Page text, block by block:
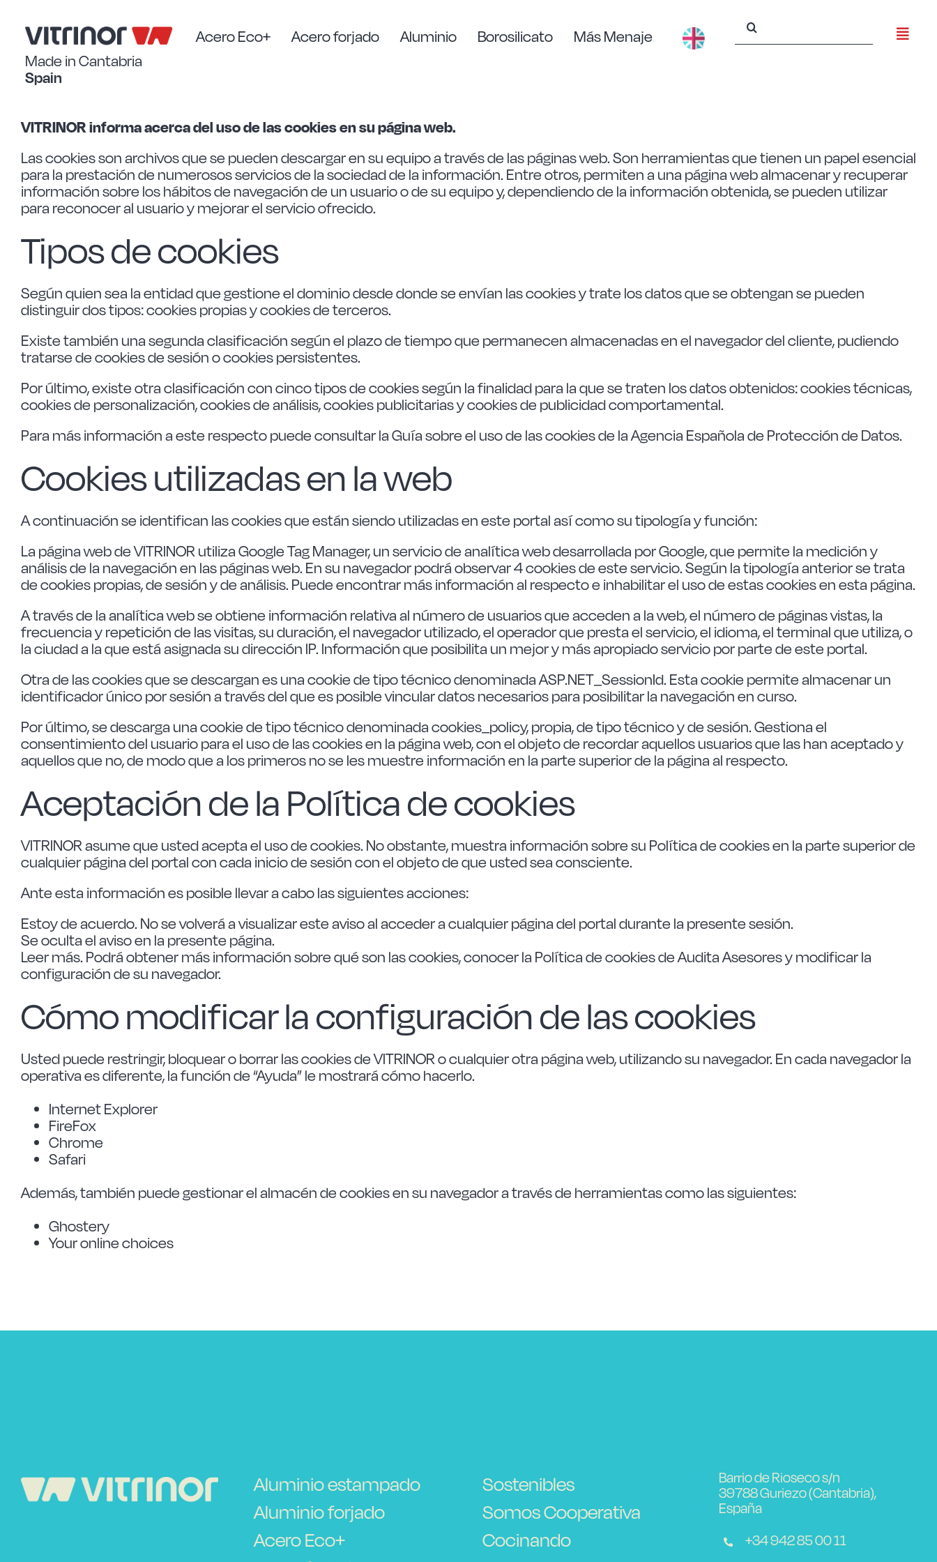
contenido
Made in Cantabria
Spain
Acero Eco+ Acero forjado Aluminio Borosilicato Más Menaje
VITRINOR informa acerca del uso de las cookies en su página web.
Las cookies son archivos que se pueden descargar en su equipo a través de las páginas web. Son herramientas que tienen un papel esencial
para la prestación de numerosos servicios de la sociedad de la información. Entre otros, permiten a una página web almacenar y recuperar
información sobre los hábitos de navegación de un usuario o de su equipo y, dependiendo de la información obtenida, se pueden utilizar
para reconocer al usuario y mejorar el servicio ofrecido.
Tipos de cookies
Según quien sea la entidad que gestione el dominio desde donde se envían las cookies y trate los datos que se obtengan se pueden
distinguir dos tipos: cookies propias y cookies de terceros.
Existe también una segunda clasificación según el plazo de tiempo que permanecen almacenadas en el navegador del cliente, pudiendo
tratarse de cookies de sesión o cookies persistentes.
Por último, existe otra clasificación con cinco tipos de cookies según la finalidad para la que se traten los datos obtenidos: cookies técnicas,
cookies de personalización, cookies de análisis, cookies publicitarias y cookies de publicidad comportamental.
Para más información a este respecto puede consultar la Guía sobre el uso de las cookies de la Agencia Española de Protección de Datos.
Cookies utilizadas en la web
A continuación se identifican las cookies que están siendo utilizadas en este portal así como su tipología y función:
La página web de VITRINOR utiliza Google Tag Manager, un servicio de analítica web desarrollada por Google, que permite la medición y
análisis de la navegación en las páginas web. En su navegador podrá observar 4 cookies de este servicio. Según la tipología anterior se trata
de cookies propias, de sesión y de análisis. Puede encontrar más información al respecto e inhabilitar el uso de estas cookies en esta página.
A través de la analítica web se obtiene información relativa al número de usuarios que acceden a la web, el número de páginas vistas, la
frecuencia y repetición de las visitas, su duración, el navegador utilizado, el operador que presta el servicio, el idioma, el terminal que utiliza, o
la ciudad a la que está asignada su dirección IP. Información que posibilita un mejor y más apropiado servicio por parte de este portal.
Otra de las cookies que se descargan es una cookie de tipo técnico denominada ASP.NET_SessionId. Esta cookie permite almacenar un
identificador único por sesión a través del que es posible vincular datos necesarios para posibilitar la navegación en curso.
Por último, se descarga una cookie de tipo técnico denominada cookies_policy, propia, de tipo técnico y de sesión. Gestiona el
consentimiento del usuario para el uso de las cookies en la página web, con el objeto de recordar aquellos usuarios que las han aceptado y
aquellos que no, de modo que a los primeros no se les muestre información en la parte superior de la página al respecto.
Aceptación de la Política de cookies
VITRINOR asume que usted acepta el uso de cookies. No obstante, muestra información sobre su Política de cookies en la parte superior de
cualquier página del portal con cada inicio de sesión con el objeto de que usted sea consciente.
Ante esta información es posible llevar a cabo las siguientes acciones:
Estoy de acuerdo. No se volverá a visualizar este aviso al acceder a cualquier página del portal durante la presente sesión.
Se oculta el aviso en la presente página.
Leer más. Podrá obtener más información sobre qué son las cookies, conocer la Política de cookies de Audita Asesores y modificar la
configuración de su navegador.
Cómo modificar la configuración de las cookies
Usted puede restringir, bloquear o borrar las cookies de VITRINOR o cualquier otra página web, utilizando su navegador. En cada navegador la
operativa es diferente, la función de “Ayuda” le mostrará cómo hacerlo.
Internet Explorer
FireFox
Chrome
Safari
Además, también puede gestionar el almacén de cookies en su navegador a través de herramientas como las siguientes:
Ghostery
Your online choices
Aluminio estampado
Aluminio forjado
Acero Eco+
Sostenibles
Somos Cooperativa
Cocinando
Barrio de Rioseco s/n
39788 Guriezo (Cantabria),
España
+34 942 85 00 11